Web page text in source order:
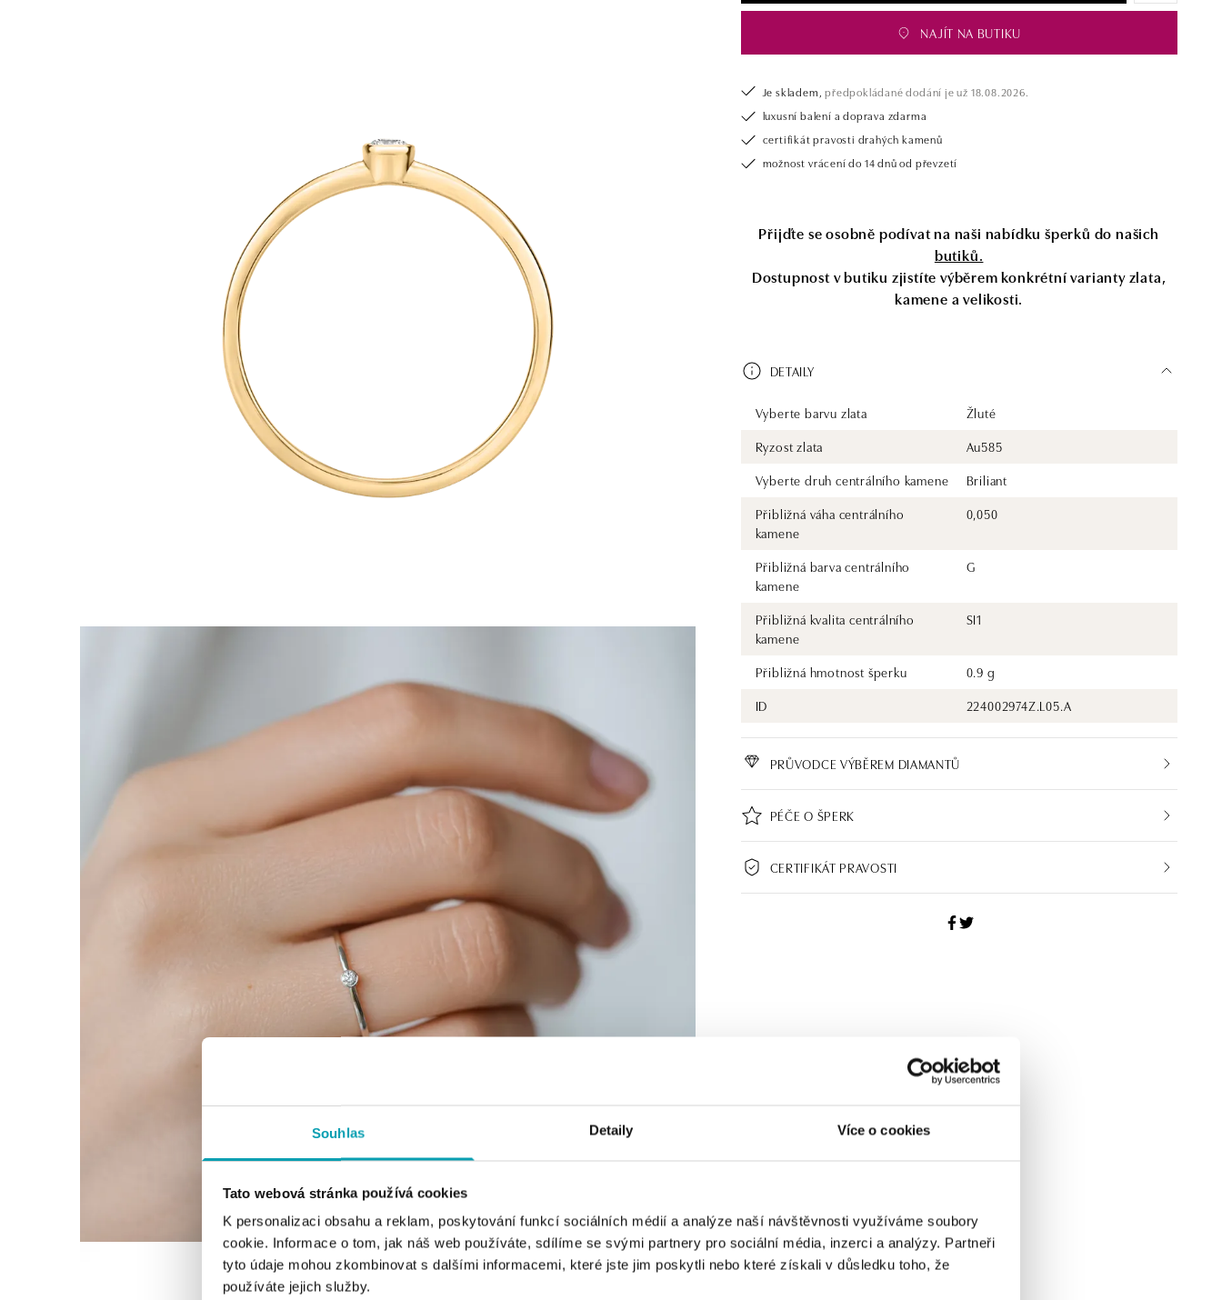
Souhlas Detaily Více o cookies
Tato webová stránka používá cookies
K personalizaci obsahu a reklam, poskytování funkcí sociálních médií a analýze naší návštěvnosti využíváme soubory
cookie. Informace o tom, jak náš web používáte, sdílíme se svými partnery pro sociální média, inzerci a analýzy. Partneři
tyto údaje mohou zkombinovat s dalšími informacemi, které jste jim poskytli nebo které získali v důsledku toho, že
používáte jejich služby.
NAJÍT NA BUTIKU
Je skladem, předpokládané dodání je už 18.08.2026.
luxusní balení a doprava zdarma
certifikát pravosti drahých kamenů
možnost vrácení do 14 dnů od převzetí
Přijďte se osobně podívat na naši nabídku šperků do našich
butiků.
Dostupnost v butiku zjistíte výběrem konkrétní varianty zlata,
kamene a velikosti.
DETAILY
Vyberte barvu zlata
Žluté
Ryzost zlata
Au585
Vyberte druh centrálního kamene
Briliant
Přibližná váha centrálního
kamene
0,050
Přibližná barva centrálního
kamene
G
Přibližná kvalita centrálního
kamene
SI1
Přibližná hmotnost šperku
0.9 g
ID
224002974Z.L05.A
PRŮVODCE VÝBĚREM DIAMANTŮ
PÉČE O ŠPERK
CERTIFIKÁT PRAVOSTI